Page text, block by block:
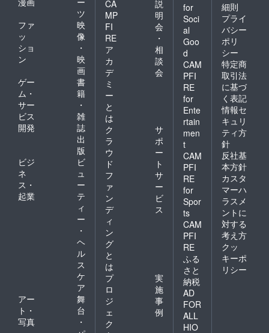
ツ
ファ
ッ
ショ
ン
映
像
・
映
画
ゲー
ム・
サー
ビス
開発
書
籍
・
雑
誌
出
版
ビジ
ネ
ス・
起業
ビ
ュ
ー
テ
ィ
ー
・
ヘ
ル
ス
ケ
ア
アー
ト・
写真
舞
台
・
CA
MP
FI
RE
ア
カ
デ
ミ
ー
と
は
説
明
会
・
相
談
会
ク
ラ
ウ
ド
フ
ァ
ン
デ
ィ
ン
グ
と
は
サ
ポ
ー
ト
サ
ー
ビ
ス
プ
ロ
ジ
ェ
ク
実
施
事
例
for
Soci
al
Goo
d
CAM
PFI
RE
for
Ente
rtain
men
t
CAM
PFI
RE
for
Spor
ts
CAM
PFI
RE
ふる
さと
納税
AD
FOR
ALL
HIO
細則
プライ
バシー
ポリ
シー
特定商
取引法
に基づ
く表記
情報セ
キュリ
ティ方
針
反社基
本方針
カスタ
マーハ
ラスメ
ントに
対する
考え方
クッ
キーポ
リシー